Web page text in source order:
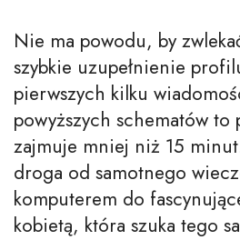
Nie ma powodu, by
szybkie uzupełnienie
pierwszych kilku
powyższych schematów
zajmuje mniej niż 15
droga od samotnego
komputerem do
kobietą, która szuka tego